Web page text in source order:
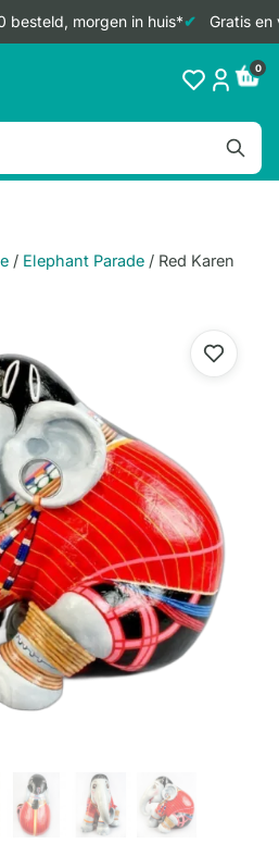
besteld, morgen in huis* Gratis en
0
/ Elephant Parade / Red Karen